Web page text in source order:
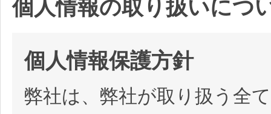
個人情報の取り扱いにつ
個人情報保護方針
弊社は、弊社が取り扱う全